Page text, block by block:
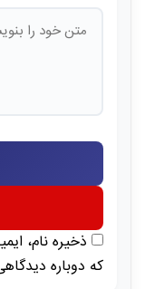
ذخیره نام،
که دوباره